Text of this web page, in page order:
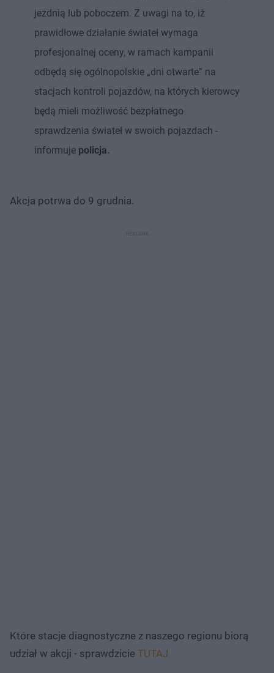
jezdnią lub poboczem. Z uwagi na to, iż
prawidłowe działanie świateł wymaga
profesjonalnej oceny, w ramach kampanii
odbędą się ogólnopolskie „dni otwarte” na
stacjach kontroli pojazdów, na których kierowcy
będą mieli możliwość bezpłatnego
sprawdzenia świateł w swoich pojazdach -
informuje policja.
Akcja potrwa do 9 grudnia.
Które stacje diagnostyczne z naszego regionu biorą
udział w akcji - sprawdzicie TUTAJ